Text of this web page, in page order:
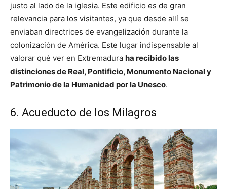
justo al lado de la iglesia. Este edificio es de gran
relevancia para los visitantes, ya que desde allí se
enviaban directrices de evangelización durante la
colonización de América. Este lugar indispensable al
valorar qué ver en Extremadura ha recibido las
distinciones de Real, Pontificio, Monumento Nacional y
Patrimonio de la Humanidad por la Unesco.
6. Acueducto de los Milagros